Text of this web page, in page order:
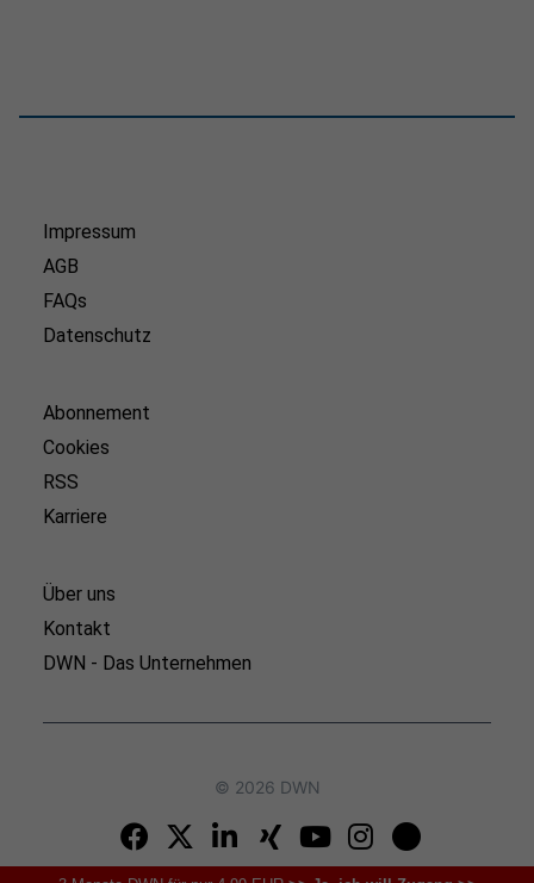
Impressum
AGB
FAQs
Datenschutz
Abonnement
Cookies
RSS
Karriere
Über uns
Kontakt
DWN - Das Unternehmen
© 2026 DWN